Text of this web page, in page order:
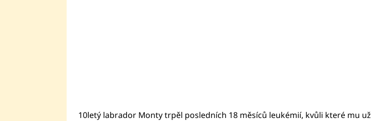
10letý labrador Monty trpěl posledních 18 měsíců leukémií, kvůli které mu už